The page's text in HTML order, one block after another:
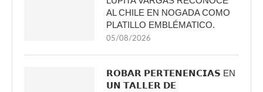
AL CHILE EN NOGADA COMO
PLATILLO EMBLÉMATICO.
05/08/2026
𝗥𝗢𝗕𝗔𝗥 𝗣𝗘𝗥𝗧𝗘𝗡𝗘𝗡𝗖𝗜𝗔𝗦 EN
𝗨𝗡 𝗧𝗔𝗟𝗟𝗘𝗥 𝗗𝗘